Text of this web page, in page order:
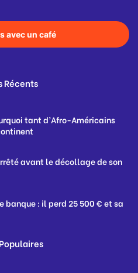
avec un café
Récents
tant d’Afro-Américains
avant le décollage de son
banque : il perd 25 500 € et sa